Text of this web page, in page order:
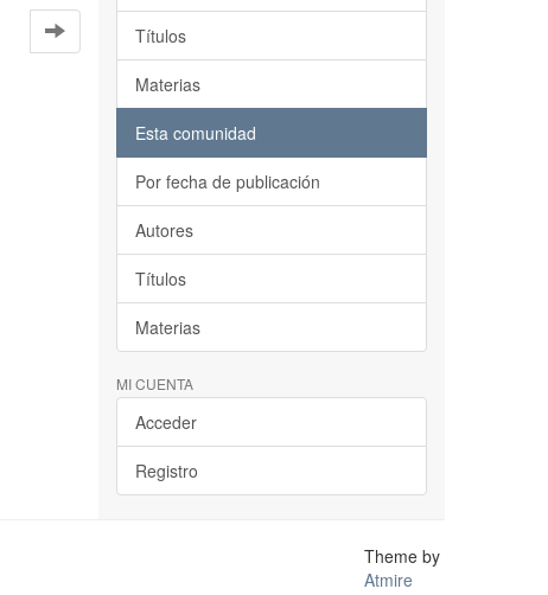
Títulos
Materias
Esta comunidad
Por fecha de publicación
Autores
Títulos
Materias
MI CUENTA
Acceder
Registro
Theme by
Atmire